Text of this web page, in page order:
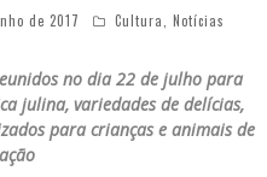
de 2017 Cultura Notícias
no dia 22 de julho para
julina, variedades de delícias,
para crianças e animais de